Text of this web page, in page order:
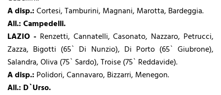
A disp.:Cortesi, Tamburini, Magnani, Marotta, Bardeggia.
All.: Campedelli.
LAZIO - Renzetti, Cannatelli, Casonato, Nazzaro, Petrucci,
Zazza, Bigotti (65` Di Nunzio), Di Porto (65` Giubrone),
Salandra, Oliva (75` Sardo), Troise (75` Reddavide).
A disp.: Polidori, Cannavaro, Bizzarri, Menegon.
All.: D`Urso.